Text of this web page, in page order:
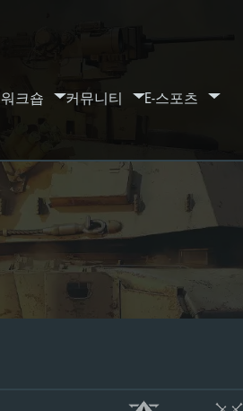
워크숍 커뮤니티 E-스포츠